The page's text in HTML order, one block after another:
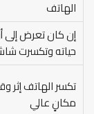
الهاتف
إن كان تعرض إلى
حياته وتكسرت
تكسر الهاتف إثر
مكانٍ عالي